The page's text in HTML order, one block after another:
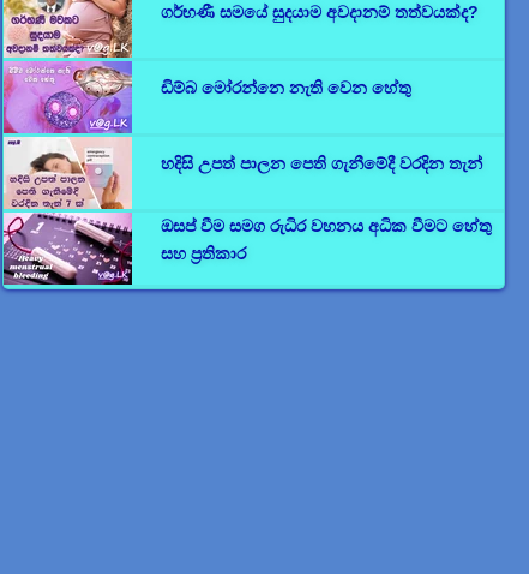
ගර්භණී සමයේ සුදයාම අවදානම් තත්වයක්ද?
ඩිම්බ මෝරන්නෙ නැති වෙන හේතු
හදිසි උපත් පාලන පෙති ගැනීමේදී වරදින තැන්
ඔසප් වීම සමග රුධිර වහනය අධික වීමට හේතු
සහ ප්‍රතිකාර